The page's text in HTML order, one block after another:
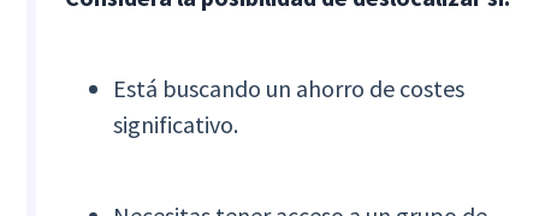
Está buscando un ahorro de costes
significativo.